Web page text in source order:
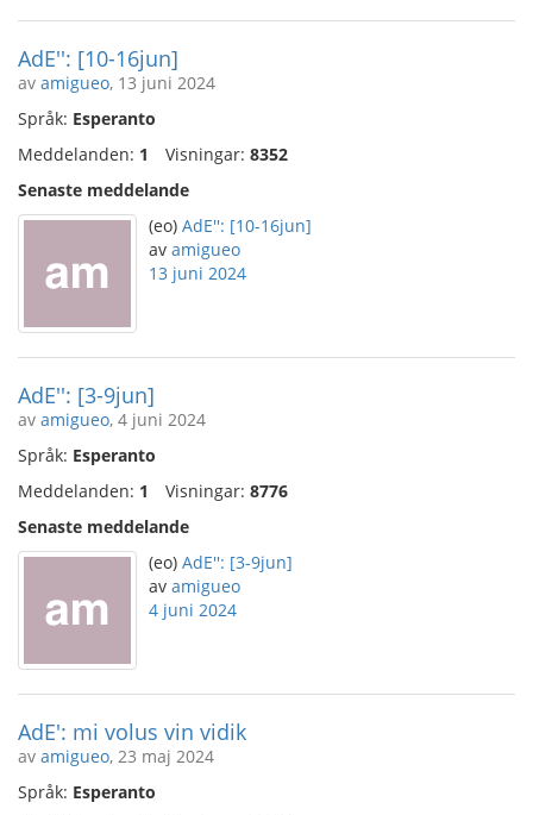
AdE'': [10-16jun]
av amigueo, 13 juni 2024
Språk: Esperanto
Meddelanden: 1 Visningar: 8352
Senaste meddelande
(eo) AdE'': [10-16jun]
av amigueo
13 juni 2024
AdE'': [3-9jun]
av amigueo, 4 juni 2024
Språk: Esperanto
Meddelanden: 1 Visningar: 8776
Senaste meddelande
(eo) AdE'': [3-9jun]
av amigueo
4 juni 2024
AdE': mi volus vin vidik
av amigueo, 23 maj 2024
Språk: Esperanto